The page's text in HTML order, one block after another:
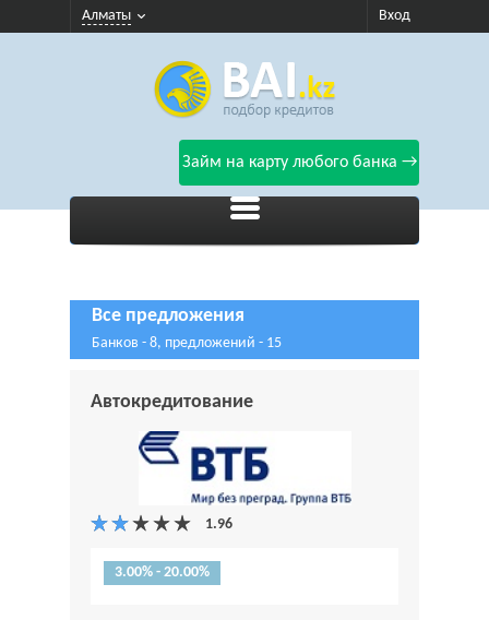
Алматы Вход
Займ на карту любого банка →
Все предложения
Банков - 8, предложений - 15
Автокредитование
3.00% - 20.00%